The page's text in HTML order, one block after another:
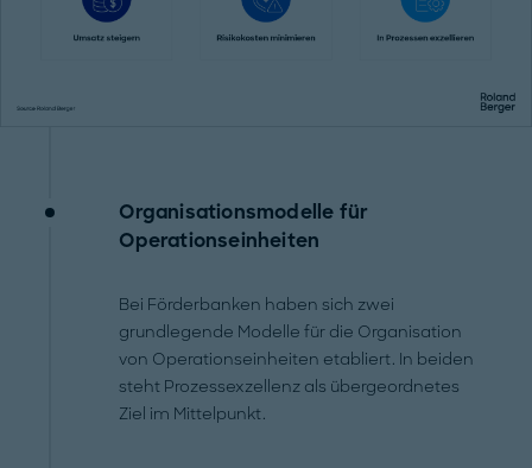
Organisationsmodelle für
Operationseinheiten
Bei Förderbanken haben sich zwei
grundlegende Modelle für die Organisation
von Operationseinheiten etabliert. In beiden
steht Prozessexzellenz als übergeordnetes
Ziel im Mittelpunkt.